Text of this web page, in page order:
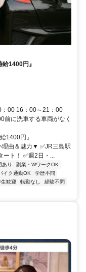
1400円』
00 16：00～21：00
に洗車する車両がなく
1400円』
＆魅力▼ ✅JR三島駅
ート！ ✅週2日・...
あり
副業・WワークOK
イク通勤OK
学歴不問
生歓迎 転勤なし
経験不問